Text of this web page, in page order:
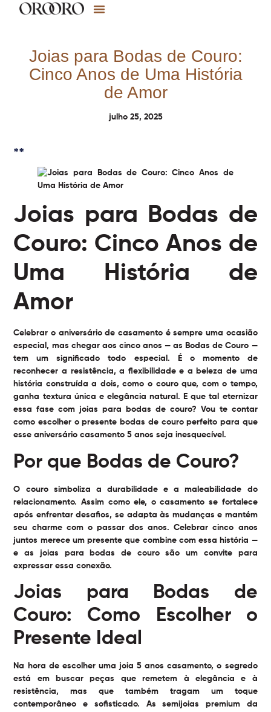
Joias para Bodas de Couro:
Cinco Anos de Uma História
de Amor
julho 25, 2025
**
Joias para Bodas de
Couro: Cinco Anos de
Uma História de
Amor
Celebrar o aniversário de casamento é sempre uma ocasião
especial, mas chegar aos cinco anos — as Bodas de Couro —
tem um significado todo especial. É o momento de
reconhecer a resistência, a flexibilidade e a beleza de uma
história construída a dois, como o couro que, com o tempo,
ganha textura única e elegância natural. E que tal eternizar
essa fase com joias para bodas de couro? Vou te contar
como escolher o presente bodas de couro perfeito para que
esse aniversário casamento 5 anos seja inesquecível.
Por que Bodas de Couro?
O couro simboliza a durabilidade e a maleabilidade do
relacionamento. Assim como ele, o casamento se fortalece
após enfrentar desafios, se adapta às mudanças e mantém
seu charme com o passar dos anos. Celebrar cinco anos
juntos merece um presente que combine com essa história —
e as joias para bodas de couro são um convite para
expressar essa conexão.
Joias para Bodas de
Couro: Como Escolher o
Presente Ideal
Na hora de escolher uma joia 5 anos casamento, o segredo
está em buscar peças que remetem à elegância e à
resistência, mas que também tragam um toque
contemporâneo e sofisticado. As semijoias premium da